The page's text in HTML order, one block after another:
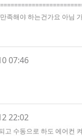
족해야 하는건가요 아님
07:46
22:02
고 수동으로 하도 에어컨